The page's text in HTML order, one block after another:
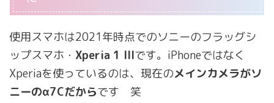
使用スマホは2021年時点でのソニーのフラッグシ
ップスマホ・ Xperia 1 IIIです。iPhoneではなく
Xperiaを使っているのは、現在のメインカメラがソ
ニーのα7Cだからです 笑